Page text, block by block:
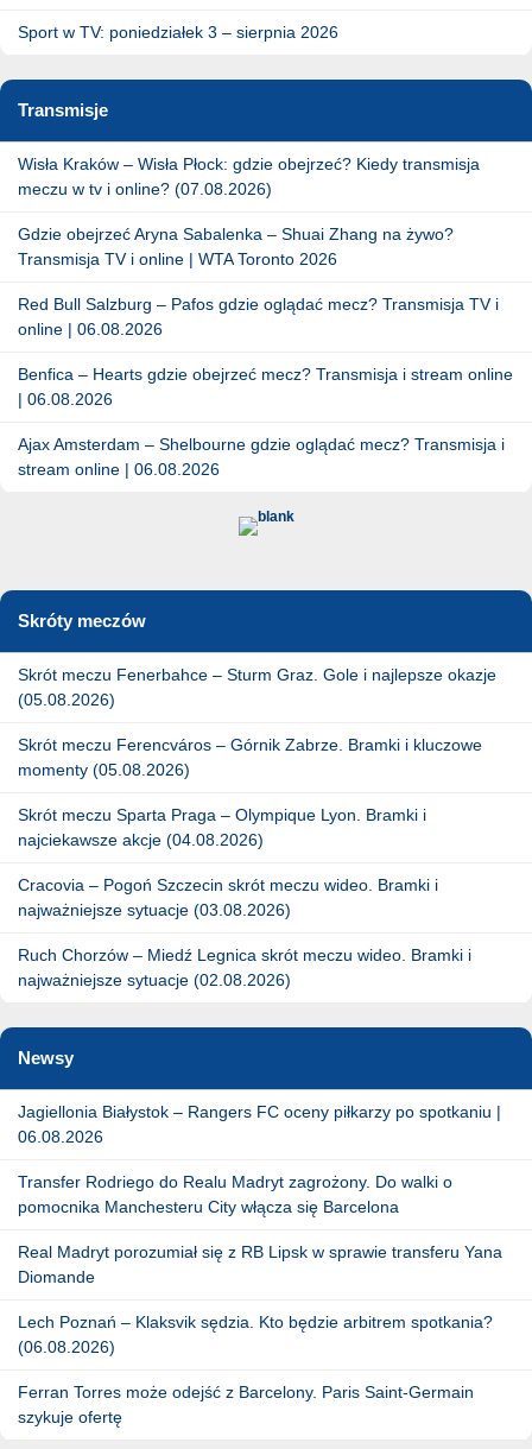
Sport w TV: poniedziałek 3 – sierpnia 2026
Transmisje
Wisła Kraków – Wisła Płock: gdzie obejrzeć? Kiedy transmisja
meczu w tv i online? (07.08.2026)
Gdzie obejrzeć Aryna Sabalenka – Shuai Zhang na żywo?
Transmisja TV i online | WTA Toronto 2026
Red Bull Salzburg – Pafos gdzie oglądać mecz? Transmisja TV i
online | 06.08.2026
Benfica – Hearts gdzie obejrzeć mecz? Transmisja i stream online
| 06.08.2026
Ajax Amsterdam – Shelbourne gdzie oglądać mecz? Transmisja i
stream online | 06.08.2026
Skróty meczów
Skrót meczu Fenerbahce – Sturm Graz. Gole i najlepsze okazje
(05.08.2026)
Skrót meczu Ferencváros – Górnik Zabrze. Bramki i kluczowe
momenty (05.08.2026)
Skrót meczu Sparta Praga – Olympique Lyon. Bramki i
najciekawsze akcje (04.08.2026)
Cracovia – Pogoń Szczecin skrót meczu wideo. Bramki i
najważniejsze sytuacje (03.08.2026)
Ruch Chorzów – Miedź Legnica skrót meczu wideo. Bramki i
najważniejsze sytuacje (02.08.2026)
Newsy
Jagiellonia Białystok – Rangers FC oceny piłkarzy po spotkaniu |
06.08.2026
Transfer Rodriego do Realu Madryt zagrożony. Do walki o
pomocnika Manchesteru City włącza się Barcelona
Real Madryt porozumiał się z RB Lipsk w sprawie transferu Yana
Diomande
Lech Poznań – Klaksvik sędzia. Kto będzie arbitrem spotkania?
(06.08.2026)
Ferran Torres może odejść z Barcelony. Paris Saint-Germain
szykuje ofertę